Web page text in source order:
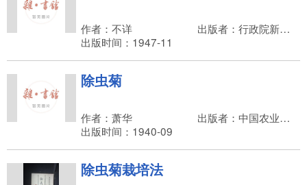
作者：不详
出版者：行政院新闻局
出版时间：1947-11
除虫菊
作者：萧华
出版者：中国农业书局，庄崧甫
出版时间：1940-09
除虫菊栽培法